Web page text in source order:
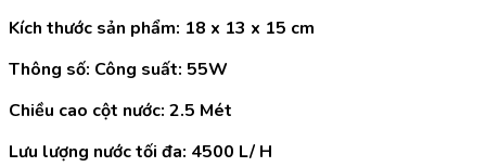
Kích thước sản phẩm: 18 x 13 x 15 cm
Thông số: Công suất: 55W
Chiều cao cột nước: 2.5 Mét
Lưu lượng nước tối đa: 4500 L/ H